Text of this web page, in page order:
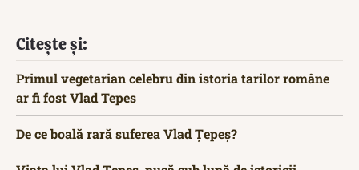
Citește și:
Primul vegetarian celebru din istoria tarilor române
ar fi fost Vlad Tepes
De ce boală rară suferea Vlad Țepeș?